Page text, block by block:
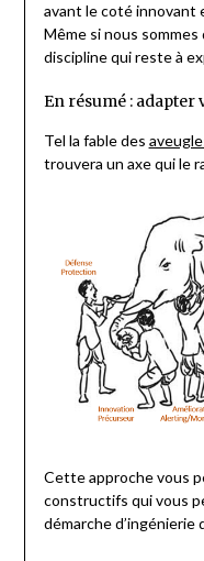
avant le coté innovant
Même si nous sommes
discipline qui reste à
En résumé : adapter
Tel la fable des
trouvera un axe qui le
Cette approche vous
constructifs qui vous
démarche d’ingénierie